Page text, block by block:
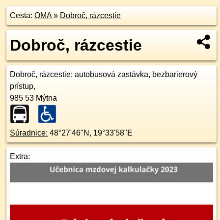
Cesta: OMA» Dobroč, rázcestie
Dobroč, rázcestie
Dobroč, rázcestie: autobusová zastávka, bezbarierový
prístup,
985 53 Mýtna
Súradnice: 48°27'46"N , 19°33'58"E
Extra: